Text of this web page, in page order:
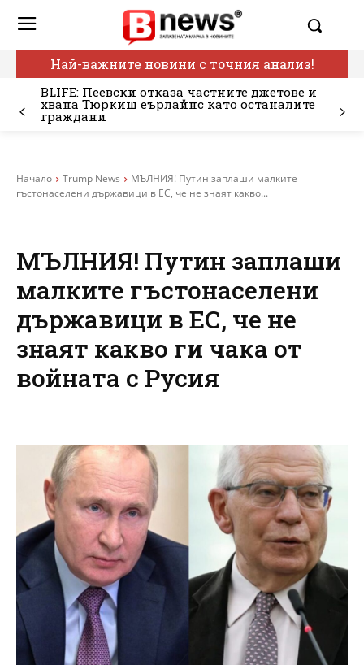
Най-важните новини с точния анализ!
BLIFE: Пеевски отказа частните джетове и
хвана Тюркиш еърлайнс като останалите
граждани
Начало Trump News
МЪЛНИЯ! Путин заплаши малките
гъстонаселени държавици в ЕС, че не знаят какво...
МЪЛНИЯ! Путин заплаши
малките гъстонаселени
държавици в ЕС, че не
знаят какво ги чака от
войната с Русия